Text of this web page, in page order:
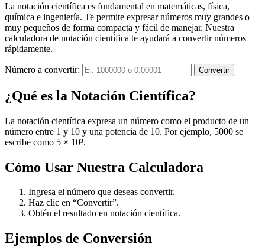
La notación científica es fundamental en matemáticas, física,
química e ingeniería. Te permite expresar números muy grandes o
muy pequeños de forma compacta y fácil de manejar. Nuestra
calculadora de notación científica te ayudará a convertir números
rápidamente.
Número a convertir: Convertir
¿Qué es la Notación Científica?
La notación científica expresa un número como el producto de un
número entre 1 y 10 y una potencia de 10. Por ejemplo, 5000 se
escribe como 5 × 10³.
Cómo Usar Nuestra Calculadora
Ingresa el número que deseas convertir.
Haz clic en “Convertir”.
Obtén el resultado en notación científica.
Ejemplos de Conversión